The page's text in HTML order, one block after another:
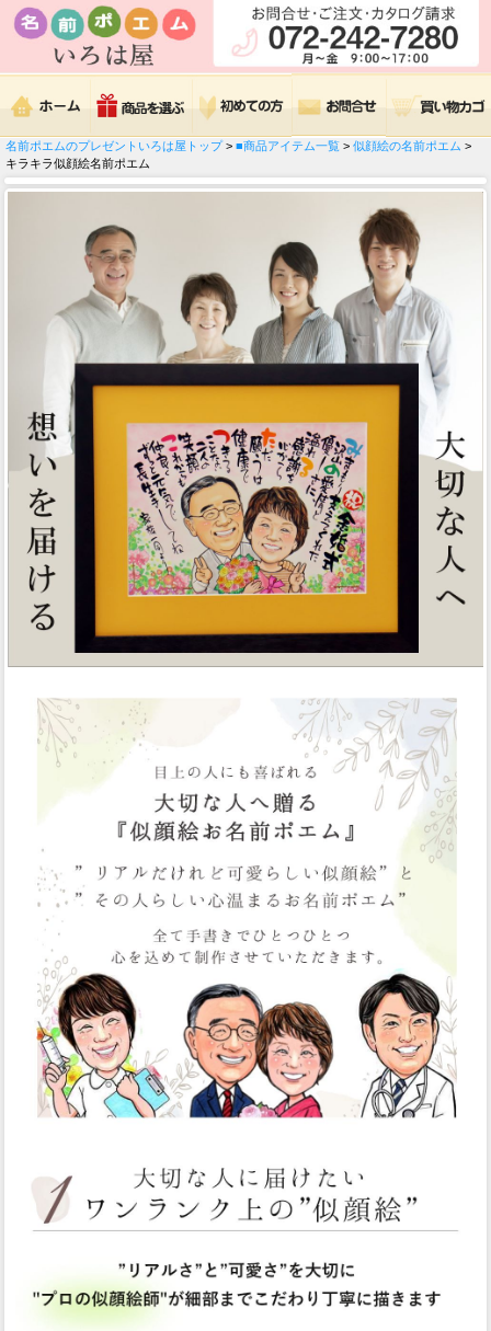
名前ポエムのプレゼントいろは屋トップ> ■商品アイテム一覧 > 似顔絵の名前ポエム >
キラキラ似顔絵名前ポエム